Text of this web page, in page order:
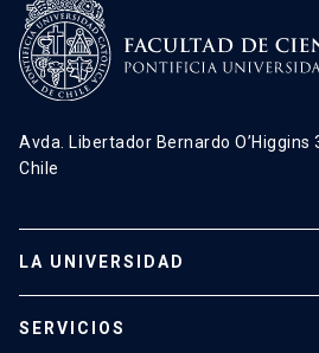
Avda. Libertador Bernardo O’Higgins
Chile
LA UNIVERSIDAD
SERVICIOS